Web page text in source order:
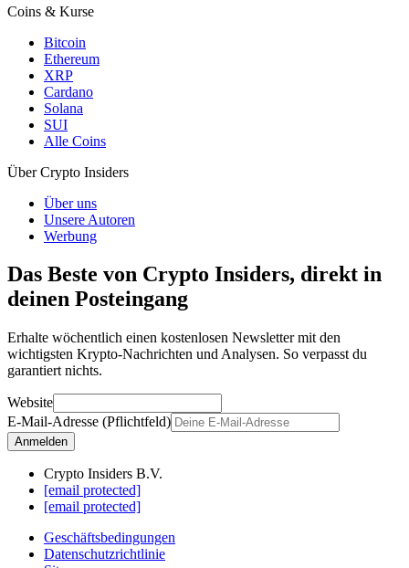
Coins & Kurse
Bitcoin
Ethereum
XRP
Cardano
Solana
SUI
Alle Coins
Über Crypto Insiders
Über uns
Unsere Autoren
Werbung
Das Beste von Crypto Insiders, direkt in
deinen Posteingang
Erhalte wöchentlich einen kostenlosen Newsletter mit den
wichtigsten Krypto-Nachrichten und Analysen. So verpasst du
garantiert nichts.
Website
E-Mail-Adresse (Pflichtfeld)
Anmelden
Crypto Insiders B.V.
[email protected]
[email protected]
Geschäftsbedingungen
Datenschutzrichtlinie